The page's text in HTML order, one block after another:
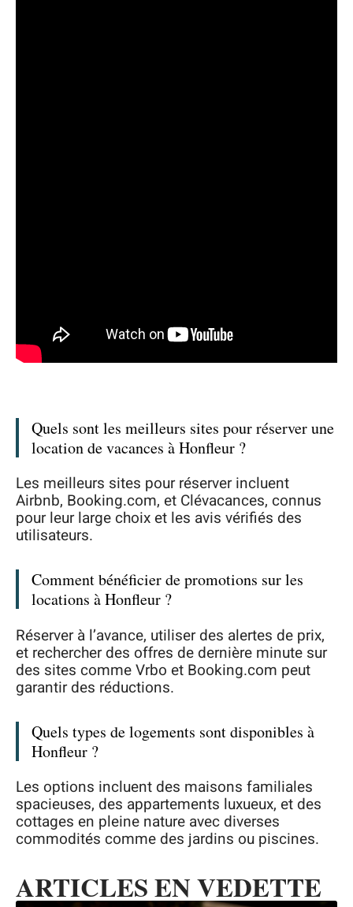
Quels sont les meilleurs sites pour réserver une
location de vacances à Honfleur ?
Les meilleurs sites pour réserver incluent
Airbnb, Booking.com, et Clévacances, connus
pour leur large choix et les avis vérifiés des
utilisateurs.
Comment bénéficier de promotions sur les
locations à Honfleur ?
Réserver à l’avance, utiliser des alertes de prix,
et rechercher des offres de dernière minute sur
des sites comme Vrbo et Booking.com peut
garantir des réductions.
Quels types de logements sont disponibles à
Honfleur ?
Les options incluent des maisons familiales
spacieuses, des appartements luxueux, et des
cottages en pleine nature avec diverses
commodités comme des jardins ou piscines.
ARTICLES EN VEDETTE